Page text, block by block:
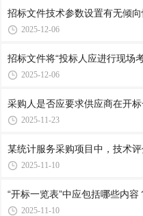
招标文件技术参数设置有无倾
2025-12-06
招标文件将“投标人应进行现场
2025-12-06
采购人是否应要求供应商在开
2025-11-23
某统计服务采购项目中，技术
2025-11-10
“开标一览表”中应包括哪些内容
2025-11-10